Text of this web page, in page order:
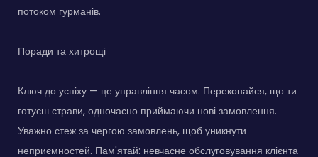
потоком гурманів.
Поради та хитрощі
Ключ до успіху — це управління часом. Переконайся, що ти
готуєш страви, одночасно приймаючи нові замовлення.
Уважно стеж за чергою замовлень, щоб уникнути
неприємностей. Пам'ятай: невчасне обслуговування клієнта